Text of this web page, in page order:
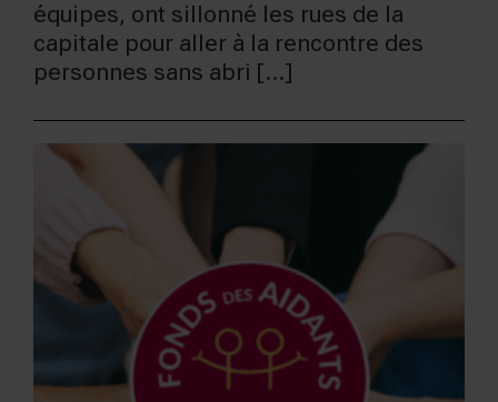
équipes, ont sillonné les rues de la
capitale pour aller à la rencontre des
personnes sans abri [...]